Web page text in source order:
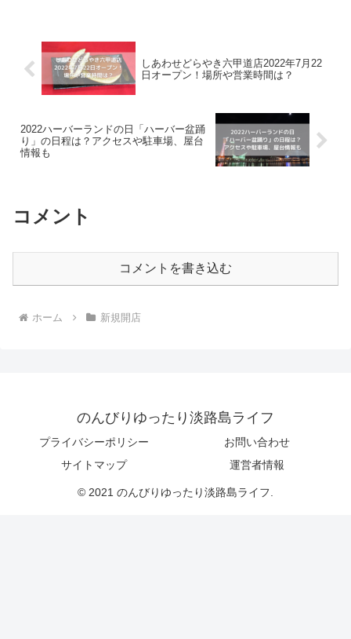
しあわせどらやき六甲道店2022年7月22
日オープン！場所や営業時間は？
2022ハーバーランドの日「ハーバー盆踊
り」の日程は？アクセスや駐車場、屋台
情報も
コメント
コメントを書き込む
ホーム 新規開店
のんびりゆったり淡路島ライフ
プライバシーポリシー
お問い合わせ
サイトマップ
運営者情報
© 2021 のんびりゆったり淡路島ライフ.